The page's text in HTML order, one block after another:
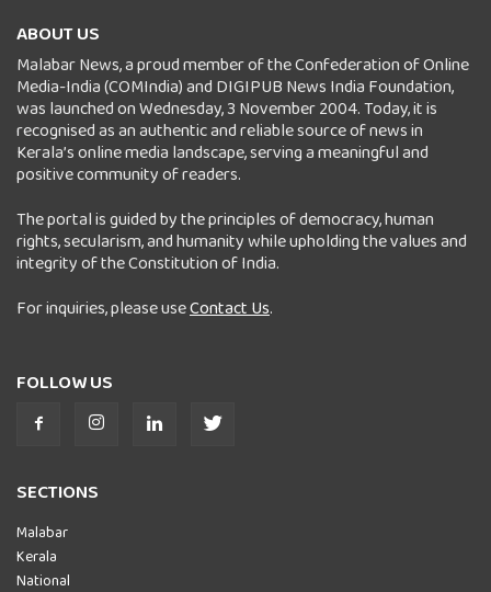
ABOUT US
Malabar News, a proud member of the Confederation of Online
Media-India (COMIndia) and DIGIPUB News India Foundation,
was launched on Wednesday, 3 November 2004. Today, it is
recognised as an authentic and reliable source of news in
Kerala’s online media landscape, serving a meaningful and
positive community of readers.
The portal is guided by the principles of democracy, human
rights, secularism, and humanity while upholding the values and
integrity of the Constitution of India.
For inquiries, please useContact Us.
FOLLOW US
SECTIONS
Malabar
Kerala
National